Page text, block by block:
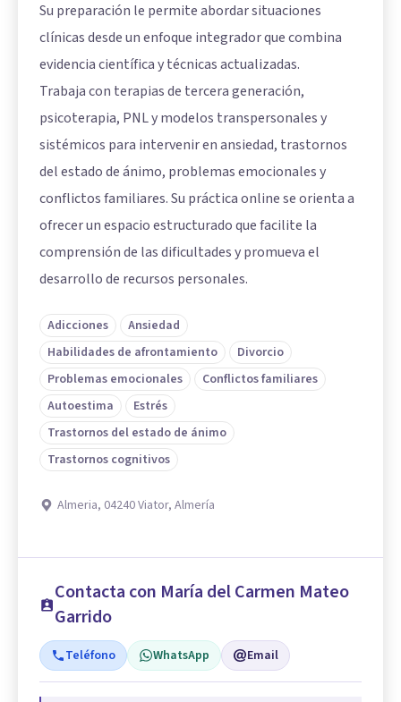
Su preparación le permite abordar situaciones
clínicas desde un enfoque integrador que combina
evidencia científica y técnicas actualizadas.
Trabaja con terapias de tercera generación,
psicoterapia, PNL y modelos transpersonales y
sistémicos para intervenir en ansiedad, trastornos
del estado de ánimo, problemas emocionales y
conflictos familiares. Su práctica online se orienta a
ofrecer un espacio estructurado que facilite la
comprensión de las dificultades y promueva el
desarrollo de recursos personales.
Adicciones
Ansiedad
Habilidades de afrontamiento
Divorcio
Problemas emocionales
Conflictos familiares
Autoestima
Estrés
Trastornos del estado de ánimo
Trastornos cognitivos
Almeria, 04240 Viator, Almería
Contacta con María del Carmen Mateo
Garrido
Teléfono WhatsApp Email